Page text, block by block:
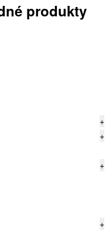
+
+
+
+
produkty